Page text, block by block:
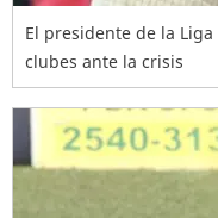
El presidente de la
clubes ante la crisis